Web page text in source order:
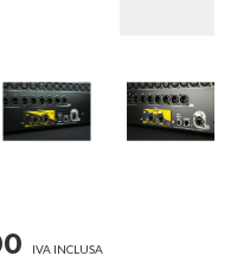
IVA INCLUSA